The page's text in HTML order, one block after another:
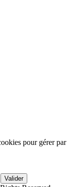
pour gérer par
Valider